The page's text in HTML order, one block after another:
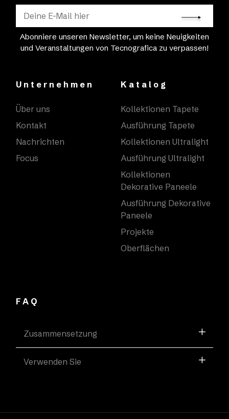
Abonniere unseren Newsletter, um keine Neuigkeiten
und Veranstaltungen von Tecnografica zu verpassen!
Unternehmen
Über uns
Kontakt
Nachrichten
Focus
Katalog
Kollektionen Tapete
Ausführung Tapete
Kollektionen Ultralight
Ausführung Ultralight
Kollektionen
Dekorative Paneele
Ausführung Dekorative
Paneele
Projekte
Oberflächen
FAQ
Zusammensetzung
Verwenden Sie